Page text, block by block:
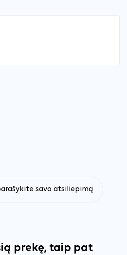
savo atsiliepimą
prekę, taip pat